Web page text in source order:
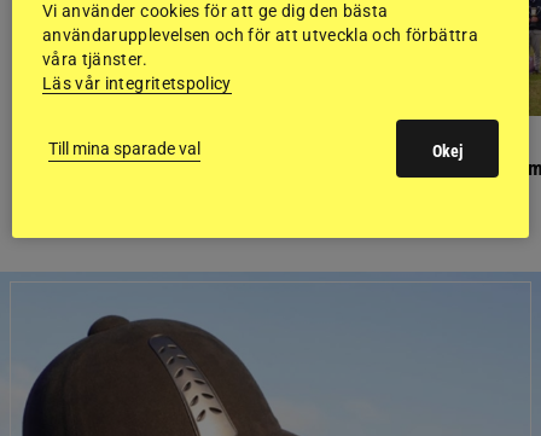
PONNYPAPPAN
Ponnypappan: Kärlek från första gnägget
GÄSTBLOGGEN
Finaldag med
Vi använder cookies för att ge dig den bästa
användarupplevelsen och för att utveckla och förbättra
våra tjänster.
Läs vår integritetspolicy
Till mina sparade val Okej